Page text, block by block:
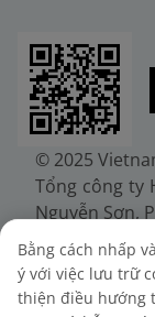
© 2025
Tổng công ty
Nguyễn Sơn,
Điện thoại:
38722375
Giấy chứng
Bằng cách nhấp
ý với việc lưu trữ
thiện điều hướng